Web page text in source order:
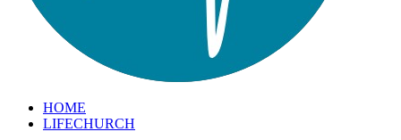
HOME
LIFECHURCH